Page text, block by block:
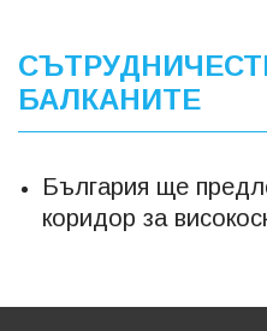
БАЛКАНИТЕ
България ще
коридор за